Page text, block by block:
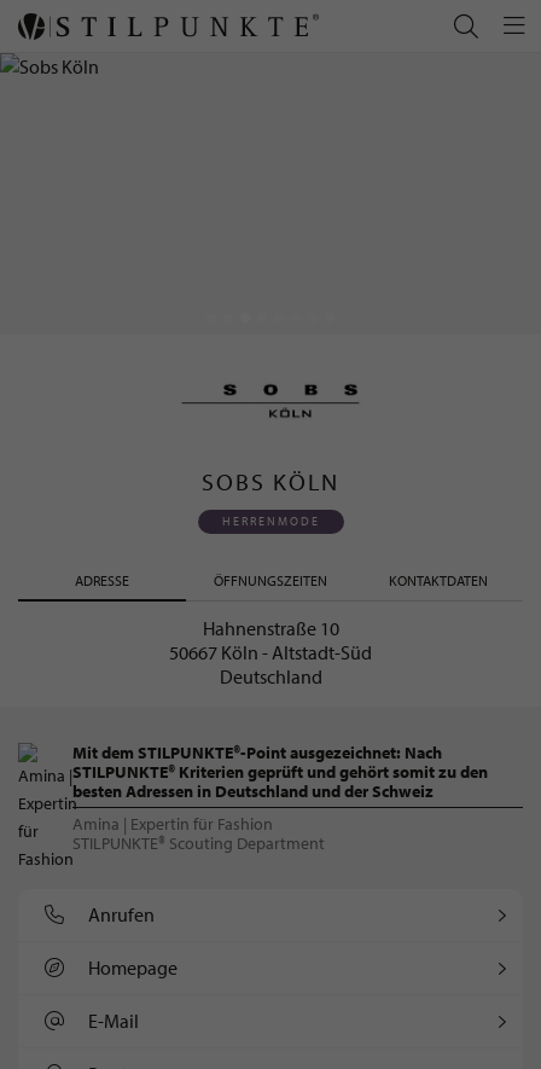
SOBS KÖLN
HERRENMODE
ADRESSE ÖFFNUNGSZEITEN KONTAKTDATEN
Hahnenstraße 10
50667 Köln - Altstadt-Süd
Deutschland
Mit dem STILPUNKTE®-Point ausgezeichnet: Nach
STILPUNKTE® Kriterien geprüft und gehört somit zu den
besten Adressen in Deutschland und der Schweiz
Amina | Expertin für Fashion
STILPUNKTE® Scouting Department
Anrufen
Homepage
E-Mail